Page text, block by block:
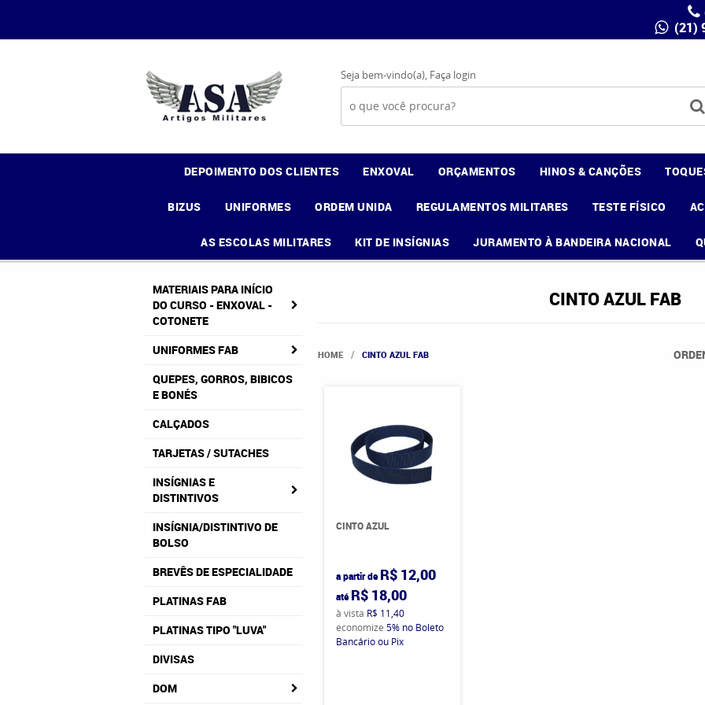
(21)
Seja bem-vindo(a), Faça login
DEPOIMENTO DOS CLIENTES ENXOVAL ORÇAMENTOS HINOS & CANÇÕES
BIZUS UNIFORMES ORDEM UNIDA REGULAMENTOS MILITARES TESTE FÍSICO
AS ESCOLAS MILITARES KIT DE INSÍGNIAS JURAMENTO À BANDEIRA NACIONAL
MATERIAIS PARA INÍCIO
DO CURSO - ENXOVAL -
COTONETE
UNIFORMES FAB
QUEPES, GORROS, BIBICOS
E BONÉS
CALÇADOS
TARJETAS / SUTACHES
INSÍGNIAS E
DISTINTIVOS
INSÍGNIA/DISTINTIVO DE
BOLSO
BREVÊS DE ESPECIALIDADE
PLATINAS FAB
PLATINAS TIPO "LUVA"
DIVISAS
DOM
CINTO AZUL FAB
HOME CINTO AZUL FAB
CINTO AZUL
a partir de R$ 12,00
até R$ 18,00
à vista R$ 11,40
economize 5% no Boleto
Bancário ou Pix